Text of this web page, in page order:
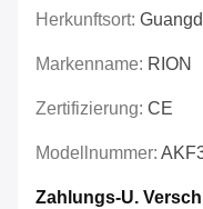
Herkunftsort:
Markenname: RION
Zertifizierung: CE
Modellnummer:
Zahlungs-U.